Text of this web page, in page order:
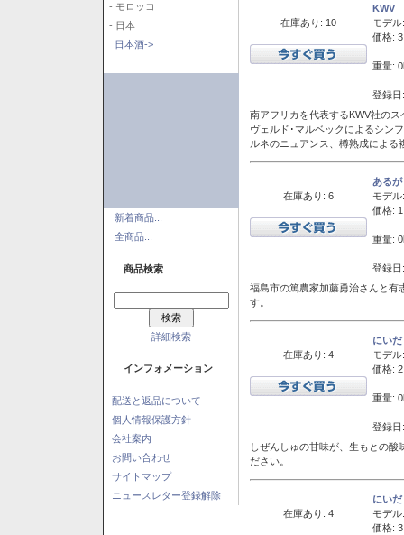
- モロッコ
- 日本
日本酒->
新着商品...
全商品...
商品検索
詳細検索
インフォメーション
配送と返品について
個人情報保護方針
会社案内
お問い合わせ
サイトマップ
ニュースレター登録解除
在庫あり: 10
KWV
モデル:
価格:
重量:
登録
南アフリカを代表するKWV社の
ヴェルド･マルベックによるシン
ルネのニュアンス、樽熟成によ
在庫あり: 6
ある
モデル:
価格:
重量:
登録
福島市の篤農家加藤勇治さんと有
す。
在庫あり: 4
にい
モデル:
価格:
重量:
登録
しぜんしゅの甘味が、生もとの
ださい。
在庫あり: 4
にい
モデル:
価格: